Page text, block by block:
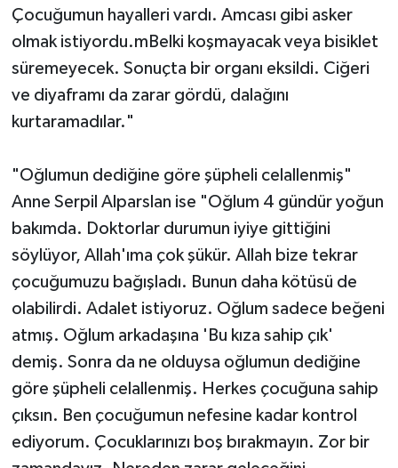
Çocuğumun hayalleri vardı. Amcası gibi asker
olmak istiyordu.mBelki koşmayacak veya bisiklet
süremeyecek. Sonuçta bir organı eksildi. Ciğeri
ve diyaframı da zarar gördü, dalağını
kurtaramadılar."
"Oğlumun dediğine göre şüpheli celallenmiş"
Anne Serpil Alparslan ise "Oğlum 4 gündür yoğun
bakımda. Doktorlar durumun iyiye gittiğini
söylüyor, Allah'ıma çok şükür. Allah bize tekrar
çocuğumuzu bağışladı. Bunun daha kötüsü de
olabilirdi. Adalet istiyoruz. Oğlum sadece beğeni
atmış. Oğlum arkadaşına 'Bu kıza sahip çık'
demiş. Sonra da ne olduysa oğlumun dediğine
göre şüpheli celallenmiş. Herkes çocuğuna sahip
çıksın. Ben çocuğumun nefesine kadar kontrol
ediyorum. Çocuklarınızı boş bırakmayın. Zor bir